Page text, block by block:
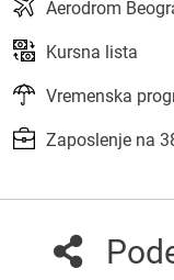
Aerodrom
Kursna lista
Vremenska
Zaposlenje na